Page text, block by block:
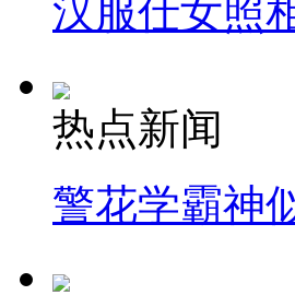
汉服仕女照
热点新闻
警花学霸神